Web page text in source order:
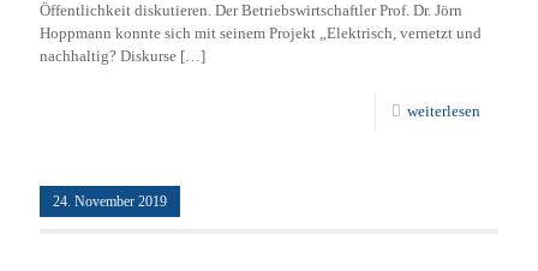
Öffentlichkeit diskutieren. Der Betriebswirtschaftler Prof. Dr. Jörn
Hoppmann konnte sich mit seinem Projekt „Elektrisch, vernetzt und
nachhaltig? Diskurse […]
weiterlesen
24. November 2019